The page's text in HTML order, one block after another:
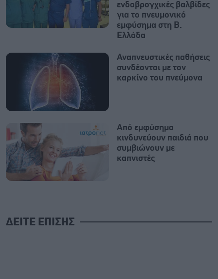
ενδοβρογχικές βαλβίδες
για το πνευμονικό
εμφύσημα στη Β.
Ελλάδα
Αναπνευστικές παθήσεις
συνδέονται με τον
καρκίνο του πνεύμονα
Από εμφύσημα
κινδυνεύουν παιδιά που
συμβιώνουν με
καπνιστές
ΔΕΙΤΕ ΕΠΙΣΗΣ